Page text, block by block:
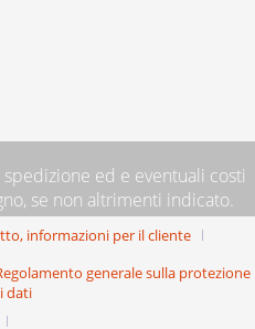
ed e eventuali costi
se non altrimenti indicato.
informazioni per il cliente
generale sulla protezione
dati